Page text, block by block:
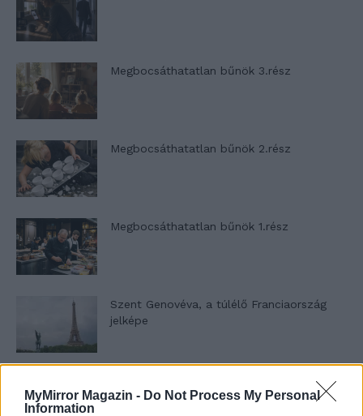
MyMirror Magazin - Do Not Process My Personal
Information
Megbocsáthatatlan bűnök 3.rész
Megbocsáthatatlan bűnök 2.rész
Megbocsáthatatlan bűnök 1.rész
Szent Genovéva, a túlélő Franciaország
jelképe